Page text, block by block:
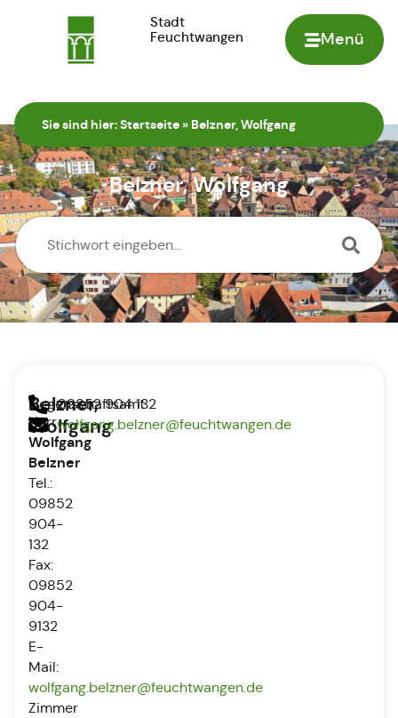
Menü
Stadt
Feuchtwangen
Sie sind hier:Startseite » Belzner, Wolfgang
Belzner, Wolfgang
Belzner,
Wolfgang
Liegenschaftsamt
Herr
Wolfgang
Belzner
Tel.:
09852
904-
132
Fax:
09852
904-
9132
E-
Mail:
wolfgang.belzner@feuchtwangen.de
Zimmer
09852 904 132
wolfgang.belzner@feuchtwangen.de